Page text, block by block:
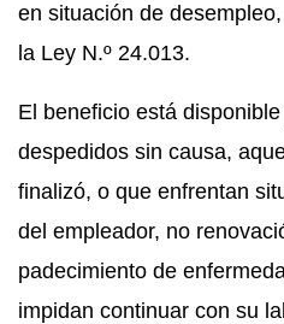
en situación de
la Ley N.º 24.013.
El beneficio está
despedidos sin causa,
finalizó, o que enfrentan
del empleador, no
padecimiento de
impidan continuar con su